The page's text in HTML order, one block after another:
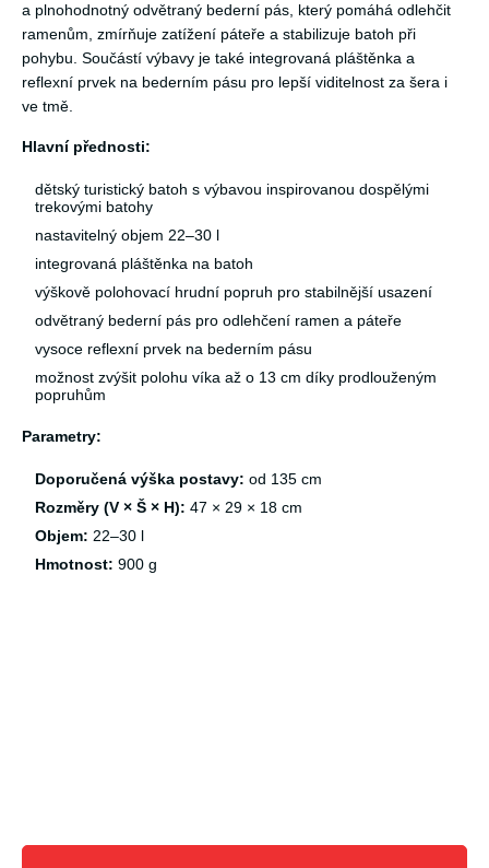
a plnohodnotný odvětraný bederní pás, který pomáhá odlehčit
ramenům, zmírňuje zatížení páteře a stabilizuje batoh při
pohybu. Součástí výbavy je také integrovaná pláštěnka a
reflexní prvek na bederním pásu pro lepší viditelnost za šera i
ve tmě.
Hlavní přednosti:
dětský turistický batoh s výbavou inspirovanou dospělými
trekovými batohy
nastavitelný objem 22–30 l
integrovaná pláštěnka na batoh
výškově polohovací hrudní popruh pro stabilnější usazení
odvětraný bederní pás pro odlehčení ramen a páteře
vysoce reflexní prvek na bederním pásu
možnost zvýšit polohu víka až o 13 cm díky prodlouženým
popruhům
Parametry:
Doporučená výška postavy: od 135 cm
Rozměry (V × Š × H): 47 × 29 × 18 cm
Objem: 22–30 l
Hmotnost: 900 g